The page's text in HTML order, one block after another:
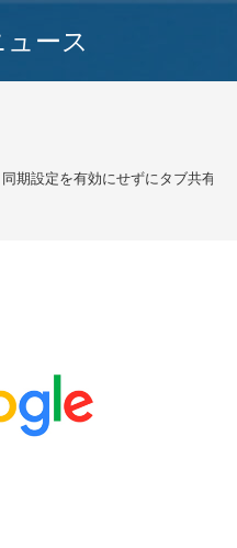
ース
期設定を有効にせずにタブ共有を